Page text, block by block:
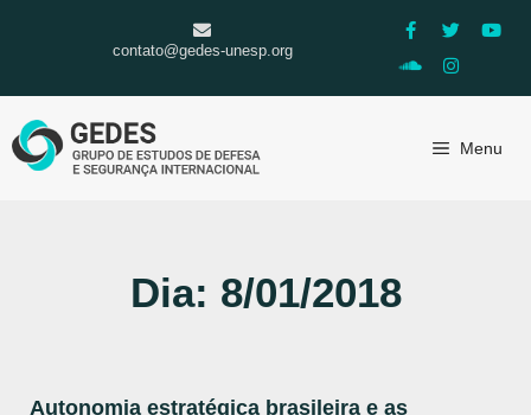
contato@gedes-unesp.org
Menu
Dia: 8/01/2018
Autonomia estratégica brasileira e as